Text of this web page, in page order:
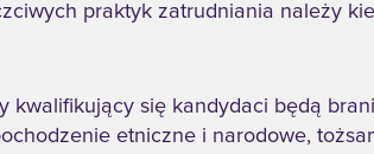
praktyk zatrudniania należy
kwalifikujący się kandydaci będą
etniczne i narodowe,